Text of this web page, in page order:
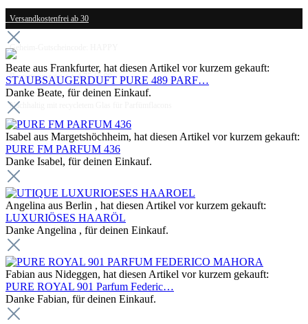
Versandkostenfrei ab 30
Geheim-Gutscheincode: HAPPY
Bewertung ⭐⭐⭐⭐⭐ 4.75 / 5.00
Nachhaltig mit recycletem Glas für Parfümflacons
Beate aus Frankfurter, hat diesen Artikel vor kurzem gekauft:
STAUBSAUGERDUFT PURE 489 PARF…
Danke Beate, für deinen Einkauf.
Isabel aus Margetshöchheim, hat diesen Artikel vor kurzem gekauft:
PURE FM PARFUM 436
Danke Isabel, für deinen Einkauf.
Angelina aus Berlin , hat diesen Artikel vor kurzem gekauft:
LUXURIÖSES HAARÖL
Danke Angelina , für deinen Einkauf.
Fabian aus Nideggen, hat diesen Artikel vor kurzem gekauft:
PURE ROYAL 901 Parfum Federic…
Danke Fabian, für deinen Einkauf.